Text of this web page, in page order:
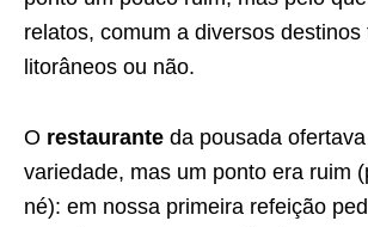
relatos, comum a diversos destinos
litorâneos ou não.
O restaurante da pousada
variedade, mas um ponto era ruim
né): em nossa primeira refeição